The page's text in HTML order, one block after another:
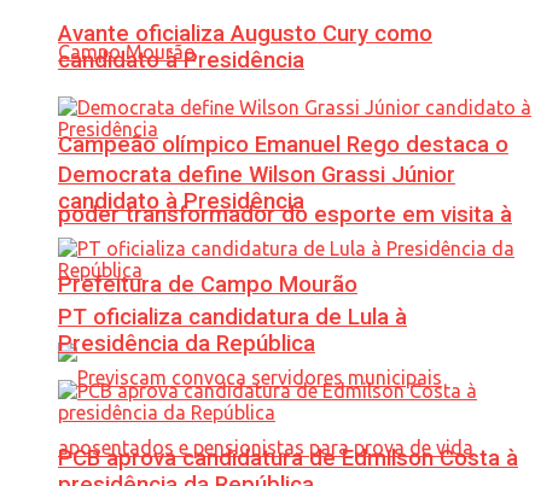
Campeão olímpico Emanuel Rego destaca o
poder transformador do esporte em visita à
Prefeitura de Campo Mourão
Avante oficializa Augusto Cury como
candidato à Presidência
Democrata define Wilson Grassi Júnior
candidato à Presidência
PT oficializa candidatura de Lula à
Presidência da República
PCB aprova candidatura de Edmilson Costa à